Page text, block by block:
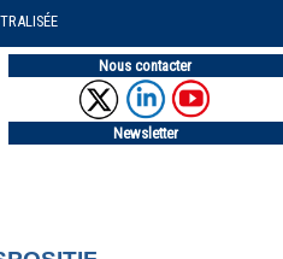
Nous contacter
Newsletter